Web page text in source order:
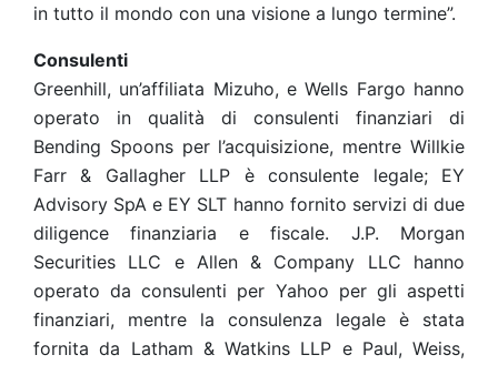
in tutto il mondo con una visione a lungo termine”.
Consulenti
Greenhill, un’affiliata Mizuho, e Wells Fargo hanno
operato in qualità di consulenti finanziari di
Bending Spoons per l’acquisizione, mentre Willkie
Farr & Gallagher LLP è consulente legale; EY
Advisory SpA e EY SLT hanno fornito servizi di due
diligence finanziaria e fiscale. J.P. Morgan
Securities LLC e Allen & Company LLC hanno
operato da consulenti per Yahoo per gli aspetti
finanziari, mentre la consulenza legale è stata
fornita da Latham & Watkins LLP e Paul, Weiss,